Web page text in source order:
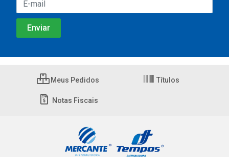
Meus Pedidos Títulos
Notas Fiscais